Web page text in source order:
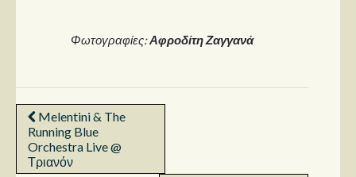
Φωτογραφίες:Αφροδίτη Ζαγγανά
Melentini & The
Running Blue
Orchestra Live @
Τριανόν